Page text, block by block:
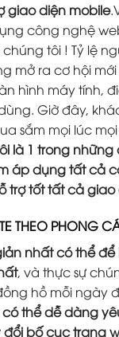
giao diện mobile
công nghệ
tôi ! Tỷ lệ
mở ra cơ hội
hình máy tính,
Giờ đây,
sắm mọi lúc mọi
là 1 trong những
áp dụng tất cả
trợ tốt tất cả giao
THEO PHONG
nhất có thể
, và thực sự
hồ mỗi ngày
có thể dễ dàng
bố cục trang